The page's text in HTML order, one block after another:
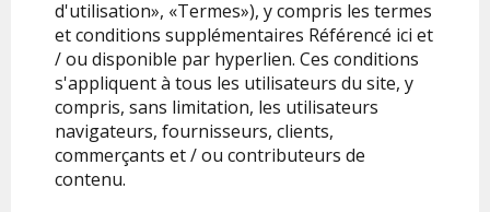
d'utilisation», «Termes»), y compris les termes
et conditions supplémentaires Référencé ici et
/ ou disponible par hyperlien. Ces conditions
s'appliquent à tous les utilisateurs du site, y
compris, sans limitation, les utilisateurs
navigateurs, fournisseurs, clients,
commerçants et / ou contributeurs de
contenu.